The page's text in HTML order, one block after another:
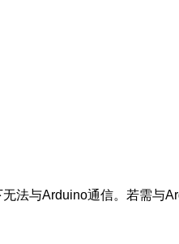
法与Arduino通信。若需与